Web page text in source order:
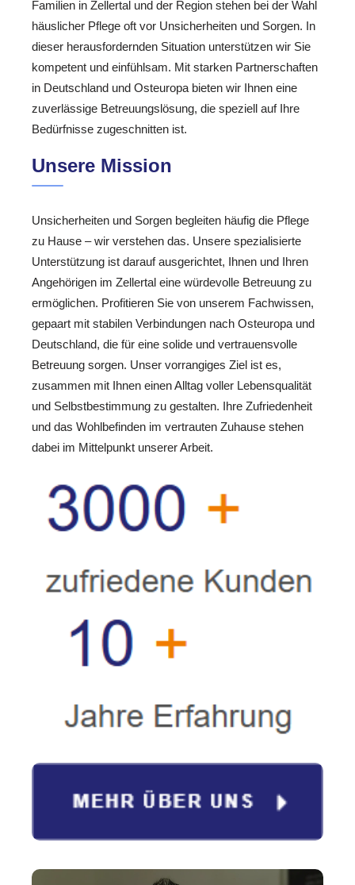
Familien in Zellertal und der Region stehen bei der Wahl
häuslicher Pflege oft vor Unsicherheiten und Sorgen. In
dieser herausfordernden Situation unterstützen wir Sie
kompetent und einfühlsam. Mit starken Partnerschaften
in Deutschland und Osteuropa bieten wir Ihnen eine
zuverlässige Betreuungslösung, die speziell auf Ihre
Bedürfnisse zugeschnitten ist.
Unsere Mission
Unsicherheiten und Sorgen begleiten häufig die Pflege
zu Hause – wir verstehen das. Unsere spezialisierte
Unterstützung ist darauf ausgerichtet, Ihnen und Ihren
Angehörigen im Zellertal eine würdevolle Betreuung zu
ermöglichen. Profitieren Sie von unserem Fachwissen,
gepaart mit stabilen Verbindungen nach Osteuropa und
Deutschland, die für eine solide und vertrauensvolle
Betreuung sorgen. Unser vorrangiges Ziel ist es,
zusammen mit Ihnen einen Alltag voller Lebensqualität
und Selbstbestimmung zu gestalten. Ihre Zufriedenheit
und das Wohlbefinden im vertrauten Zuhause stehen
dabei im Mittelpunkt unserer Arbeit.